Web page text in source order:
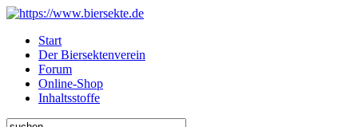
Start
Der Biersektenverein
Forum
Online-Shop
Inhaltsstoffe